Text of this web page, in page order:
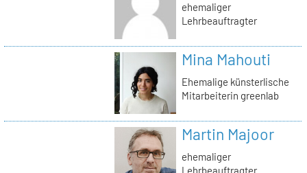
ehemaliger
Lehrbeauftragter
Mina Mahouti
Ehemalige künsterlische
Mitarbeiterin greenlab
Martin Majoor
ehemaliger